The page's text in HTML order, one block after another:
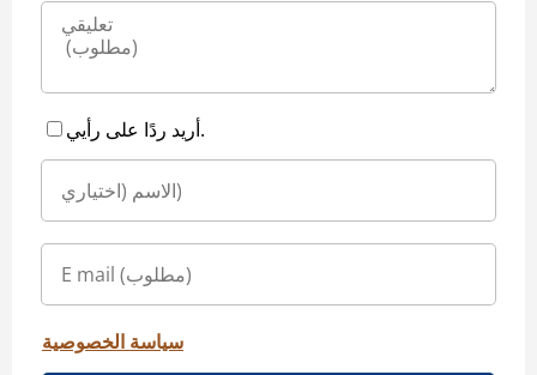
أريد ردًا على رأيي.
سياسة الخصوصية